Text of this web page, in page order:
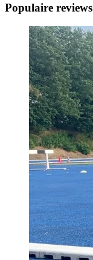
Populaire reviews